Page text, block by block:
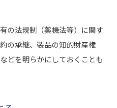
の法規制（薬機法等）に関す
の承継、製品の知的財産権
どを明らかにしておくことも